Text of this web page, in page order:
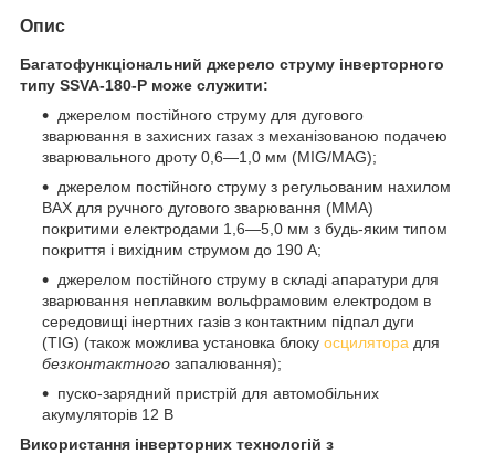
Опис
Багатофункціональний джерело струму інверторного
типу SSVA-180-Р може служити:
джерелом постійного струму для дугового
зварювання в захисних газах з механізованою подачею
зварювального дроту 0,6―1,0 мм (MIG/MAG);
джерелом постійного струму з регульованим нахилом
ВАХ для ручного дугового зварювання (MMA)
покритими електродами 1,6―5,0 мм з будь-яким типом
покриття і вихідним струмом до 190 А;
джерелом постійного струму в складі апаратури для
зварювання неплавким вольфрамовим електродом в
середовищі інертних газів з контактним підпал дуги
(TIG) (також можлива установка блоку осцилятора для
безконтактного запалювання);
пуско-зарядний пристрій для автомобільних
акумуляторів 12 В
Використання інверторних технологій з